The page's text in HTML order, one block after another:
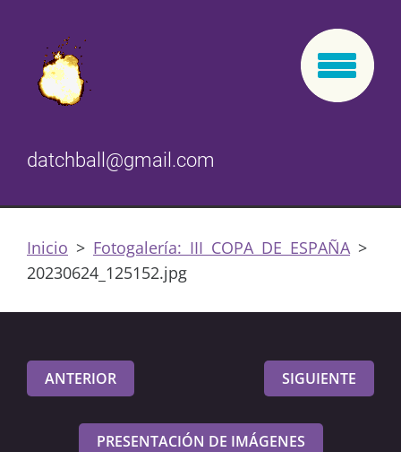
datchball@gmail.com
Inicio > Fotogalería: III COPA DE ESPAÑA >
20230624_125152.jpg
ANTERIOR SIGUIENTE
PRESENTACIÓN DE IMÁGENES